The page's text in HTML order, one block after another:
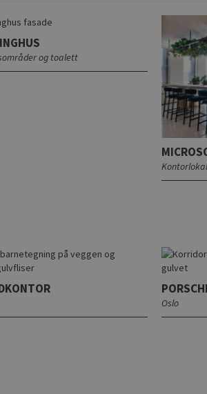
og toalett
Oslo